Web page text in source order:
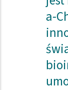
a-